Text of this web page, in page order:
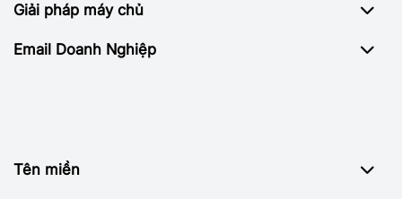
Giải pháp máy chủ
Email Doanh Nghiệp
Tên miền